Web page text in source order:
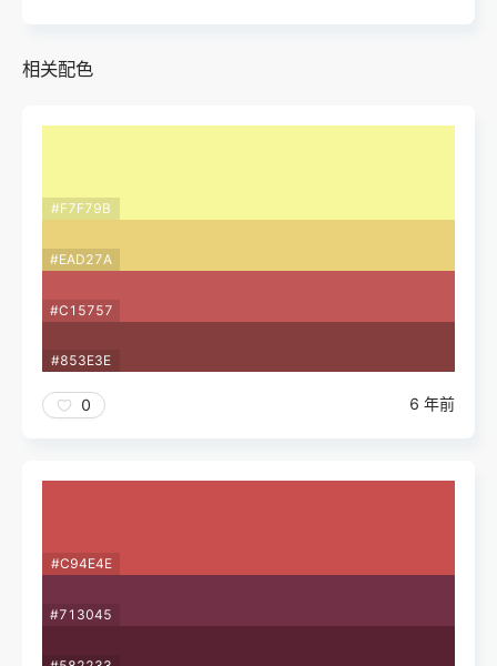
相关配色
#F7F79B
#EAD27A
#C15757
#853E3E
0 6 年前
#C94E4E
#713045